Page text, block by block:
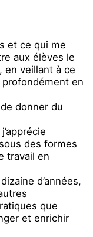
et ce qui me
aux élèves le
en veillant à ce
profondément en
donner du
des formes
travail en
d’années,
que
et enrichir